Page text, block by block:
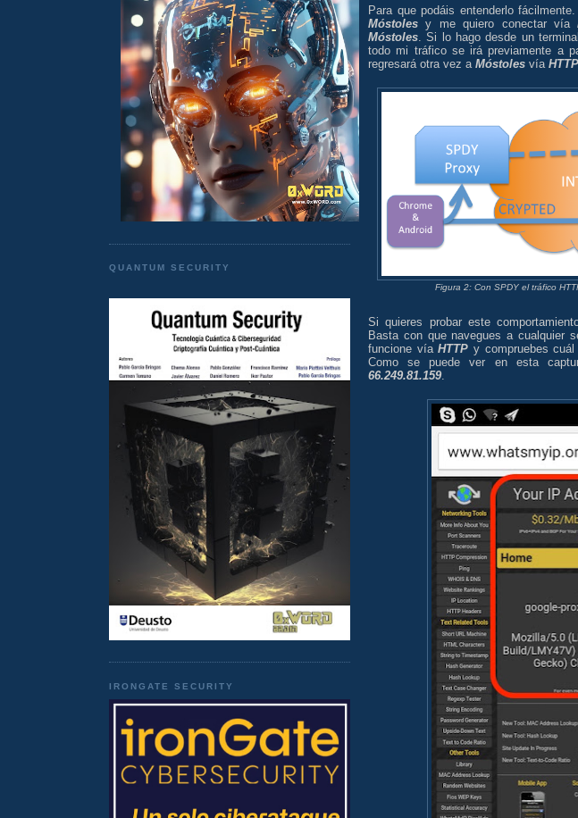
QUANTUM SECURITY
IRONGATE SECURITY
Para que podáis entenderlo
Móstoles y me quiero conectar vía
Móstoles. Si lo hago desde un
todo mi tráfico se irá previamente a
regresará otra vez a Móstoles vía HTTP
Figura 2: Con SPDY el tráfico
Si quieres probar este
Basta con que navegues a cualquier
funcione víaHTTP y compruebes
Como se puede ver en esta
66.249.81.159.